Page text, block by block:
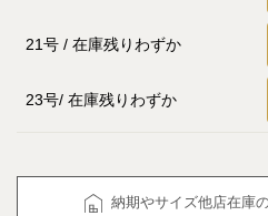
21号 在庫残りわずか
23号 在庫残りわずか
納期やサイズ他店在庫